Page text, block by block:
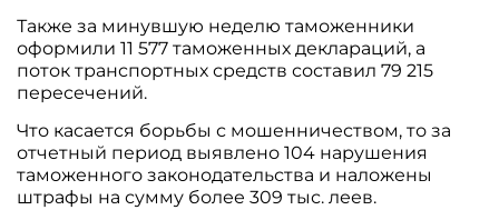
Также за минувшую неделю таможенники
оформили 11 577 таможенных деклараций, а
поток транспортных средств составил 79 215
пересечений.
Что касается борьбы с мошенничеством, то за
отчетный период выявлено 104 нарушения
таможенного законодательства и наложены
штрафы на сумму более 309 тыс. леев.